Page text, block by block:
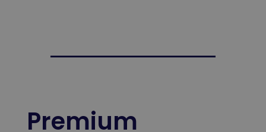
Premium